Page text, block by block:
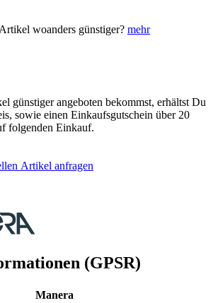
woanders günstiger? mehr
günstiger angeboten bekommst, erhältst Du
sowie einen Einkaufsgutschein über 20
folgenden Einkauf.
Artikel anfragen
(GPSR)
Manera